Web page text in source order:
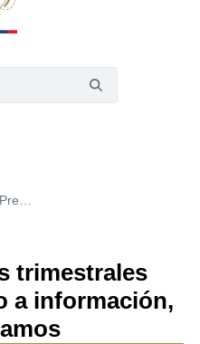
trimestrales
a información,